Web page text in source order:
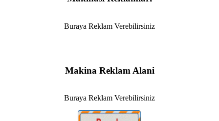
Buraya Reklam Verebilirsiniz
Makina Reklam Alani
Buraya Reklam Verebilirsiniz